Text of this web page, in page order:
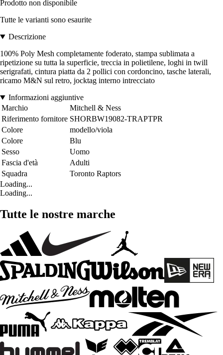
Prodotto non disponibile
Tutte le varianti sono esaurite
Descrizione
100% Poly Mesh completamente foderato, stampa sublimata a
ripetizione su tutta la superficie, treccia in polietilene, loghi in twill
serigrafati, cintura piatta da 2 pollici con cordoncino, tasche laterali,
ricamo M&N sul retro, jocktag interno intrecciato
Informazioni aggiuntive
Marchio
Mitchell & Ness
Riferimento fornitore SHORBW19082-TRAPTPR
Colore
modello/viola
Colore
Blu
Sesso
Uomo
Fascia d'età
Adulti
Squadra
Toronto Raptors
Loading...
Loading...
Tutte le nostre marche